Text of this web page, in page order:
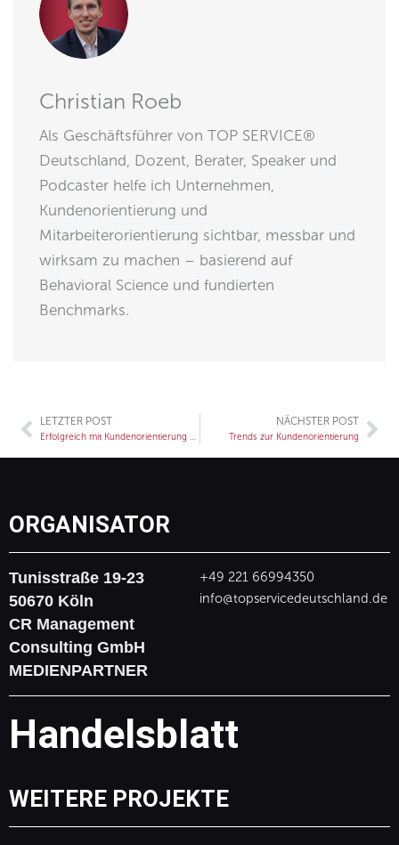
Christian Roeb
Als Geschäftsführer von TOP SERVICE®
Deutschland, Dozent, Berater, Speaker und
Podcaster helfe ich Unternehmen,
Kundenorientierung und
Mitarbeiterorientierung sichtbar, messbar und
wirksam zu machen – basierend auf
Behavioral Science und fundierten
Benchmarks.
Zurück
LETZTER POST
Erfolgreich mit Kundenorientierung – Ergebnisse aus dem Wettbewerb TOP SERVICE Deutschland 2016
NÄCHSTER POST
Trends zur Kundenorientierung
ORGANISATOR
Tunisstraße 19-23
50670 Köln
CR Management
Consulting GmbH
+49 221 66994350
info@topservicedeutschland.de
MEDIENPARTNER
Handelsblatt
WEITERE PROJEKTE